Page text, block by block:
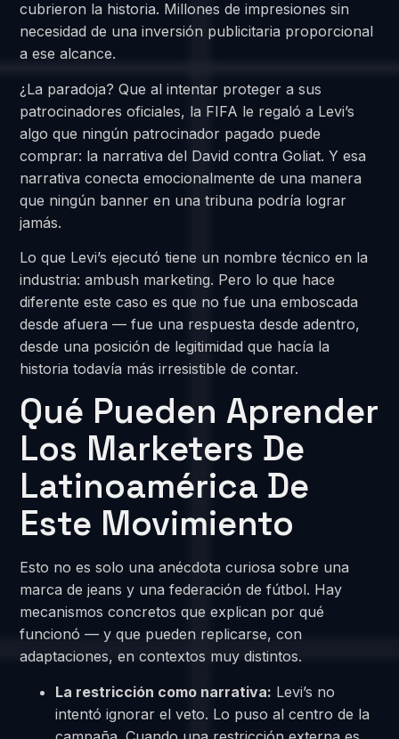
cubrieron la historia. Millones de impresiones sin
necesidad de una inversión publicitaria proporcional
a ese alcance.
¿La paradoja? Que al intentar proteger a sus
patrocinadores oficiales, la FIFA le regaló a Levi’s
algo que ningún patrocinador pagado puede
comprar: la narrativa del David contra Goliat. Y esa
narrativa conecta emocionalmente de una manera
que ningún banner en una tribuna podría lograr
jamás.
Lo que Levi’s ejecutó tiene un nombre técnico en la
industria: ambush marketing. Pero lo que hace
diferente este caso es que no fue una emboscada
desde afuera — fue una respuesta desde adentro,
desde una posición de legitimidad que hacía la
historia todavía más irresistible de contar.
Qué Pueden Aprender
Los Marketers De
Latinoamérica De
Este Movimiento
Esto no es solo una anécdota curiosa sobre una
marca de jeans y una federación de fútbol. Hay
mecanismos concretos que explican por qué
funcionó — y que pueden replicarse, con
adaptaciones, en contextos muy distintos.
La restricción como narrativa: Levi’s no
intentó ignorar el veto. Lo puso al centro de la